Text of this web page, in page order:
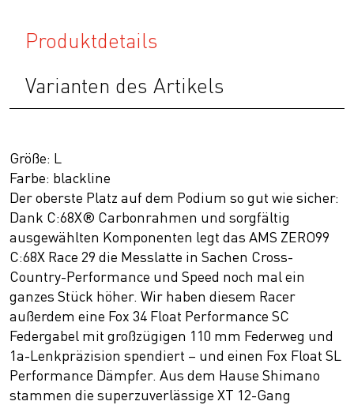
Produktdetails
Varianten des Artikels
Größe: L
Farbe: blackline
Der oberste Platz auf dem Podium so gut wie sicher:
Dank C:68X® Carbonrahmen und sorgfältig
ausgewählten Komponenten legt das AMS ZERO99
C:68X Race 29 die Messlatte in Sachen Cross-
Country-Performance und Speed noch mal ein
ganzes Stück höher. Wir haben diesem Racer
außerdem eine Fox 34 Float Performance SC
Federgabel mit großzügigen 110 mm Federweg und
1a-Lenkpräzision spendiert – und einen Fox Float SL
Performance Dämpfer. Aus dem Hause Shimano
stammen die superzuverlässige XT 12-Gang